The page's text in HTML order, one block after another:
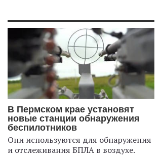
В Пермском крае установят
новые станции обнаружения
беспилотников
Они используются для обнаружения
и отслеживания БПЛА в воздухе.